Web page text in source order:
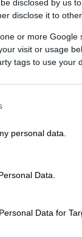
disclosed by us
disclose it to
or more
visit or usage
tags to use your
personal data.
Data.
Data for
22:43
στα
της
και